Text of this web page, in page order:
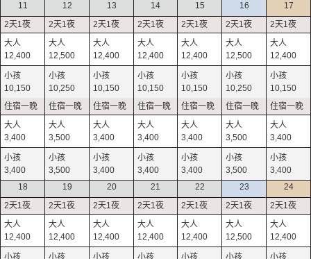
11
12,400
10,150
3,400
3,400
12
12,500
10,250
3,500
3,500
13
12,400
10,150
3,400
3,400
14
12,400
10,150
3,400
3,400
15
12,400
10,150
3,400
3,400
16
12,500
10,250
3,500
3,500
17
12,400
10,150
3,400
3,400
18
12,400
19
12,400
20
12,400
21
12,400
22
12,400
23
12,500
24
12,400